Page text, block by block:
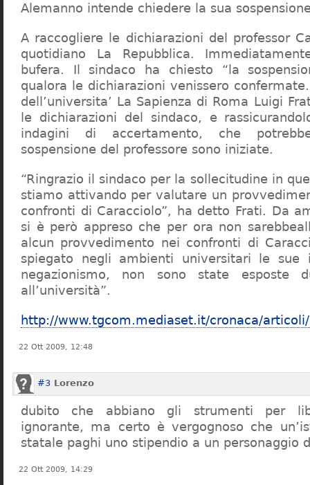
Alemanno intende chiedere la sua
A raccogliere le dichiarazioni del professor
quotidiano La Repubblica.
bufera. Il sindaco ha chiesto “la
qualora le dichiarazioni venissero
dell’universita’ La Sapienza di Roma Luigi
le dichiarazioni del sindaco, e
indagini di accertamento, che
sospensione del professore sono iniziate.
“Ringrazio il sindaco per la sollecitudine in
stiamo attivando per valutare un
confronti di Caracciolo”, ha detto Frati. Da
si è però appreso che per ora non
alcun provvedimento nei confronti di
spiegato negli ambienti universitari le sue
negazionismo, non sono state esposte
all’università”.
http://www.tgcom.mediaset.it/cronaca/
22 Ott 2009, 12:48
#3 Lorenzo
dubito che abbiano gli strumenti per
ignorante, ma certo è vergognoso che
statale paghi uno stipendio a un personaggio
22 Ott 2009, 14:29